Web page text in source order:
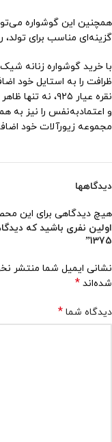
همچنین این گوشواره
گزینه‌ای مناسب برای
با خرید گوشواره زنانه
ظرافت را به استایل خود
نقره عیار ۹۲۵،
و اعتمادبه‌نفس را نیز به
مجموعه زیورآلات خود
دیدگاهها
هیچ دیدگاهی برای این
اولین نفری باشید که
1375”
نشانی ایمیل شما منتشر
شده‌اند *
دیدگاه شما *